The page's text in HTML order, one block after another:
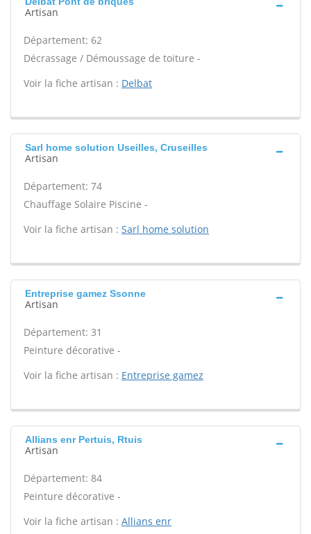
Artisan
Département: 62
Décrassage / Démoussage de toiture -
Voir la fiche artisan : Delbat
Sarl home solution Useilles, Cruseilles
Artisan
Département: 74
Chauffage Solaire Piscine -
Voir la fiche artisan : Sarl home solution
Entreprise gamez Ssonne
Artisan
Département: 31
Peinture décorative -
Voir la fiche artisan : Entreprise gamez
Allians enr Pertuis, Rtuis
Artisan
Département: 84
Peinture décorative -
Voir la fiche artisan : Allians enr